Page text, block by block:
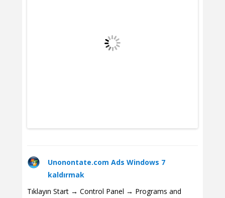
Unonontate.com Ads Windows 7
kaldırmak
Tıklayın Start → Control Panel → Programs and